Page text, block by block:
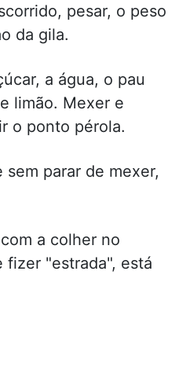
pesar, o peso
da gila.
a água, o pau
limão. Mexer e
o ponto pérola.
parar de mexer,
a colher no
"estrada", está